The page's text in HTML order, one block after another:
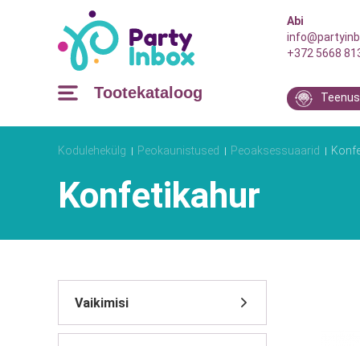
Abi
+372 5668
Tootekataloog
Kodulehekülg Peokaunistused Peoaksessuaarid
Konfetikahur